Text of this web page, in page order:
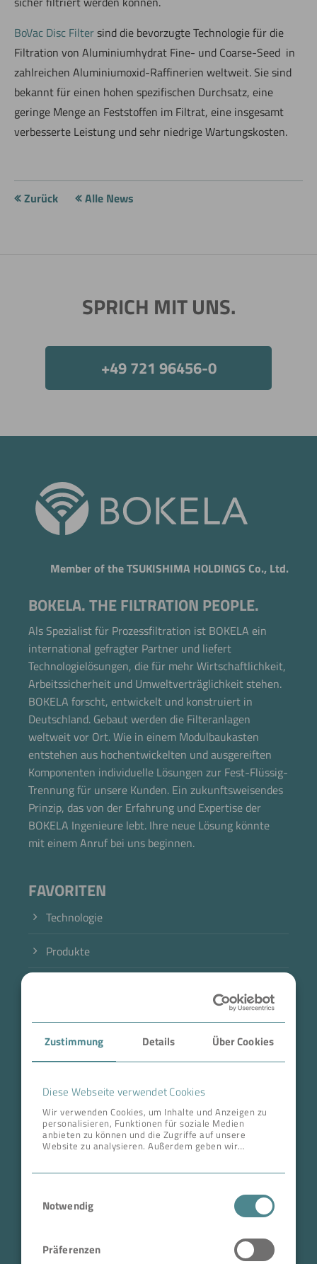
Zustimmung Details Über Cookies
Diese Webseite verwendet Cookies
Wir verwenden Cookies, um Inhalte und Anzeigen zu
personalisieren, Funktionen für soziale Medien
anbieten zu können und die Zugriffe auf unsere
Website zu analysieren. Außerdem geben wir
zusammen, die Sie ihnen bereitgestellt haben oder
die sie im Rahmen Ihrer Nutzung der Dienste
Notwendig
Präferenzen
BoVac Disc Filtersind die bevorzugte Technologie für die
Filtration von Aluminiumhydrat Fine- und Coarse-Seed in
zahlreichen Aluminiumoxid-Raffinerien weltweit. Sie sind
bekannt für einen hohen spezifischen Durchsatz, eine
geringe Menge an Feststoffen im Filtrat, eine insgesamt
verbesserte Leistung und sehr niedrige Wartungskosten.
Zurück Alle News
SPRICH MIT UNS.
+49 721 96456-0
Member of the TSUKISHIMA HOLDINGS Co., Ltd.
BOKELA. THE FILTRATION PEOPLE.
Als Spezialist für Prozessfiltration ist BOKELA ein
international gefragter Partner und liefert
Technologielösungen, die für mehr Wirtschaftlichkeit,
Arbeitssicherheit und Umweltverträglichkeit stehen.
BOKELA forscht, entwickelt und konstruiert in
Deutschland. Gebaut werden die Filteranlagen
weltweit vor Ort. Wie in einem Modulbaukasten
entstehen aus hochentwickelten und ausgereiften
Komponenten individuelle Lösungen zur Fest-Flüssig-
Trennung für unsere Kunden. Ein zukunftsweisendes
Prinzip, das von der Erfahrung und Expertise der
BOKELA Ingenieure lebt. Ihre neue Lösung könnte
mit einem Anruf bei uns beginnen.
FAVORITEN
Technologie
Produkte
Case Studies
Über BOKELA
Karriere
ANSCHRIFT ZENTRALE
Tullastr. 64 | 76131 Karlsruhe
Telefon +49 721 96456-0
Geschäftsführer:
Jetzt direkt die gemerkte Auswahl anfragen.